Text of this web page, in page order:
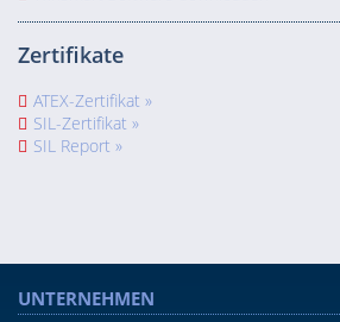
Zertifikate
ATEX-Zertifikat »
SIL-Zertifikat »
SIL Report »
UNTERNEHMEN